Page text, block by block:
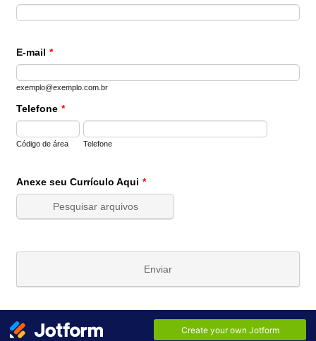
E-mail *
exemplo@exemplo.com.br
Telefone *
Código de área Telefone
Anexe seu Currículo Aqui *
Pesquisar arquivos
Enviar